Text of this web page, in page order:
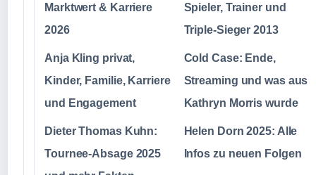
Marktwert & Karriere
2026
Spieler, Trainer und
Triple-Sieger 2013
Anja Kling privat,
Kinder, Familie, Karriere
und Engagement
Cold Case: Ende,
Streaming und was aus
Kathryn Morris wurde
Dieter Thomas Kuhn:
Tournee-Absage 2025
Helen Dorn 2025: Alle
Infos zu neuen Folgen